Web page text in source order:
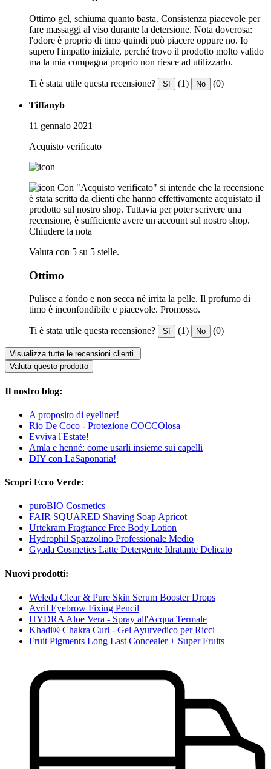
Ottimo gel, schiuma quanto basta. Consistenza piacevole per
fare massaggi al viso durante la detersione. Nota doverosa:
l'odore è proprio di timo quindi può piacere oppure no. Io
supero l'impatto iniziale, perché trovo il prodotto molto valido
ma la mia compagna proprio non riesce ad utilizzarlo.
Ti è stata utile questa recensione? Sì (1) No (0)
Tiffanyb
11 gennaio 2021
Acquisto verificato
Con "Acquisto verificato" si intende che la recensione
è stata scritta da clienti che hanno effettivamente acquistato il
prodotto sul nostro shop. Tuttavia per poter scrivere una
recensione, è sufficiente avere un account sul nostro shop.
Chiudere la nota
Valuta con 5 su 5 stelle.
Ottimo
Pulisce a fondo e non secca né irrita la pelle. Il profumo di
timo è inconfondibile e piacevole. Promosso.
Ti è stata utile questa recensione? Sì (1) No (0)
Visualizza tutte le recensioni clienti.
Valuta questo prodotto
Il nostro blog:
A proposito di eyeliner!
Rio De Coco - Protezione COCCOlosa
Evviva l'Estate!
Amla e henné: come usarli insieme sui capelli
DIY con LaSaponaria!
Scopri Ecco Verde:
puroBIO Cosmetics
FAIR SQUARED Shaving Soap Apricot
Urtekram Fragrance Free Body Lotion
Hydrophil Spazzolino Professionale Medio
Gyada Cosmetics Latte Detergente Idratante Delicato
Nuovi prodotti:
Weleda Clear & Pure Skin Serum Booster Drops
Avril Eyebrow Fixing Pencil
HYDRA Aloe Vera - Spray all'Acqua Termale
Khadi® Chakra Curl - Gel Ayurvedico per Ricci
Fruit Pigments Long Last Concealer + Super Fruits